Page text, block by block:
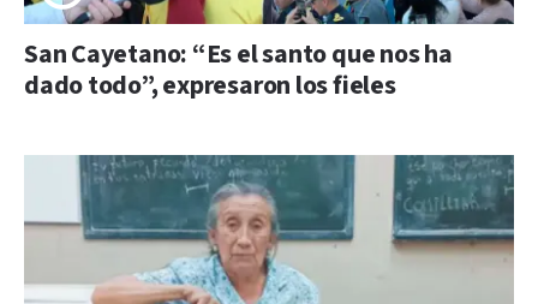
San Cayetano: “Es el santo que nos ha
dado todo”, expresaron los fieles